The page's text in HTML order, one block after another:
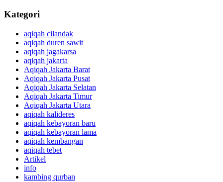
Kategori
aqiqah cilandak
aqiqah duren sawit
aqiqah jagakarsa
aqiqah jakarta
Aqiqah Jakarta Barat
Aqiqah Jakarta Pusat
Aqiqah Jakarta Selatan
Aqiqah Jakarta Timur
Aqiqah Jakarta Utara
aqiqah kalideres
aqiqah kebayoran baru
aqiqah kebayoran lama
aqiqah kembangan
aqiqah tebet
Artikel
info
kambing qurban